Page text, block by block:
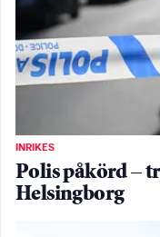
INRIKES
Polis påkörd –
Helsingborg